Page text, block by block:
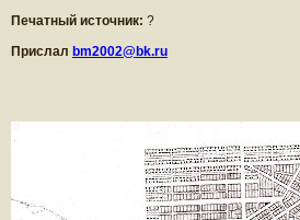
Печатный источник: ?
Прислал bm2002@bk.ru